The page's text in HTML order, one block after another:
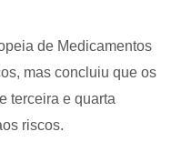
de Medicamentos
mas concluiu que os
terceira e quarta
riscos.